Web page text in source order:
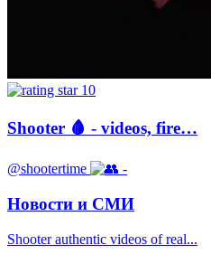
10
Shooter 🩸 - videos, fire…
@shootertime -
Новости и СМИ
Shooter authentic videos of real...